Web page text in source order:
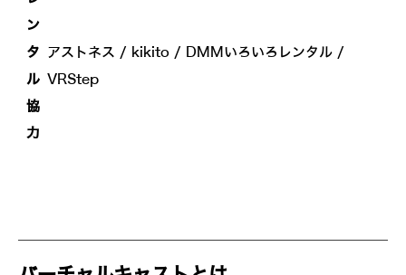
ン
タ
ル
協
力
アストネス / kikito / DMMいろいろレンタル /
VRStep